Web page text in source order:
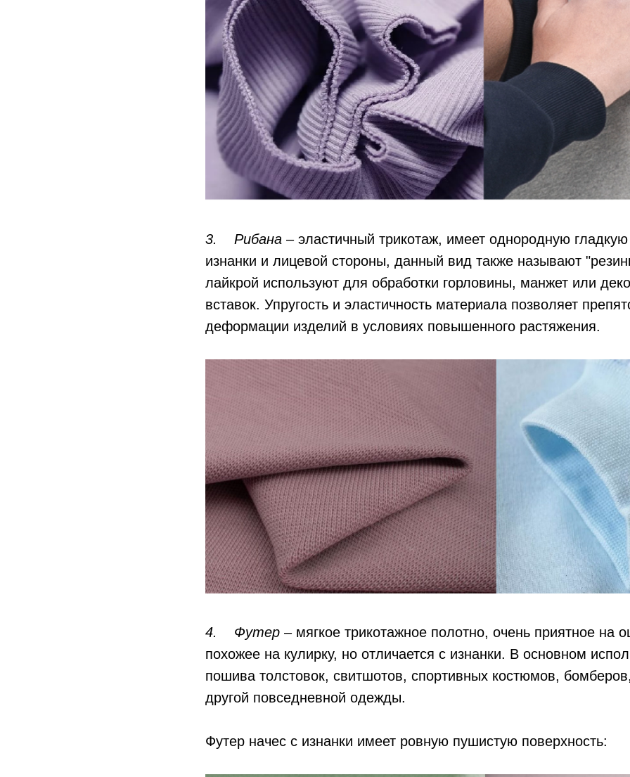
3. Рибана – эластичный трикотаж, имеет однородную гладкую
изнанки и лицевой стороны, данный вид также называют
лайкрой используют для обработки горловины, манжет или
вставок. Упругость и эластичность материала позволяет
деформации изделий в условиях повышенного растяжения.
4. Футер – мягкое трикотажное полотно, очень приятное на
похожее на кулирку, но отличается с изнанки. В основном
пошива толстовок, свитшотов, спортивных костюмов,
другой повседневной одежды.
Футер начес с изнанки имеет ровную пушистую поверхность: